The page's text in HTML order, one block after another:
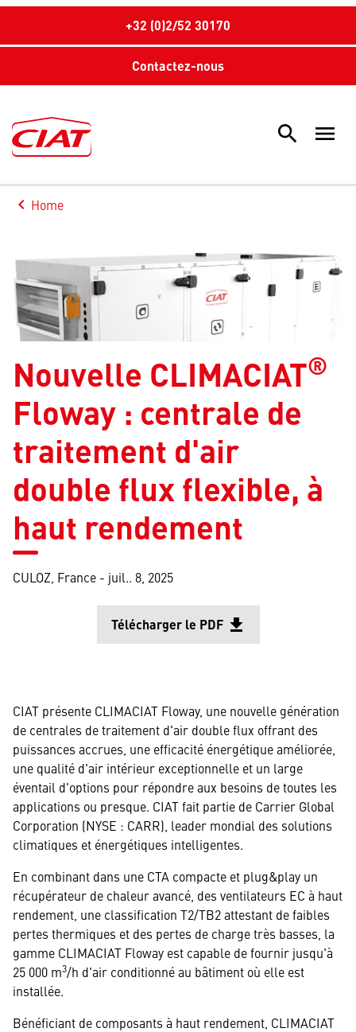
+32 (0)2/52 30170
Contactez-nous
search menu
keyboard_arrow_left
Arrow back
Home
Nouvelle CLIMACIAT®
Floway : centrale de
traitement d'air
double flux flexible, à
haut rendement
CULOZ, France - juil.. 8, 2025
Télécharger le PDF file_download
Ouvrir
CIAT présente CLIMACIAT Floway, une nouvelle génération
de centrales de traitement d'air double flux offrant des
puissances accrues, une efficacité énergétique améliorée,
une qualité d'air intérieur exceptionnelle et un large
éventail d'options pour répondre aux besoins de toutes les
applications ou presque. CIAT fait partie de Carrier Global
Corporation (NYSE : CARR), leader mondial des solutions
climatiques et énergétiques intelligentes.
En combinant dans une CTA compacte et plug&play un
récupérateur de chaleur avancé, des ventilateurs EC à haut
rendement, une classification T2/TB2 attestant de faibles
pertes thermiques et des pertes de charge très basses, la
gamme CLIMACIAT Floway est capable de fournir jusqu'à
25 000 m3/h d'air conditionné au bâtiment où elle est
installée.
Bénéficiant de composants à haut rendement, CLIMACIAT